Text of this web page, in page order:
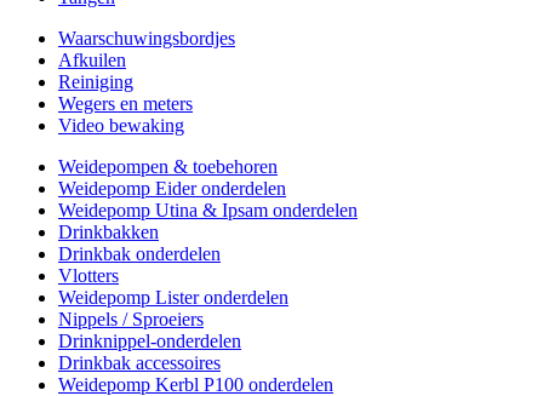
Waarschuwingsbordjes
Afkuilen
Reiniging
Wegers en meters
Video bewaking
Weidepompen & toebehoren
Weidepomp Eider onderdelen
Weidepomp Utina & Ipsam onderdelen
Drinkbakken
Drinkbak onderdelen
Vlotters
Weidepomp Lister onderdelen
Nippels / Sproeiers
Drinknippel-onderdelen
Drinkbak accessoires
Weidepomp Kerbl P100 onderdelen